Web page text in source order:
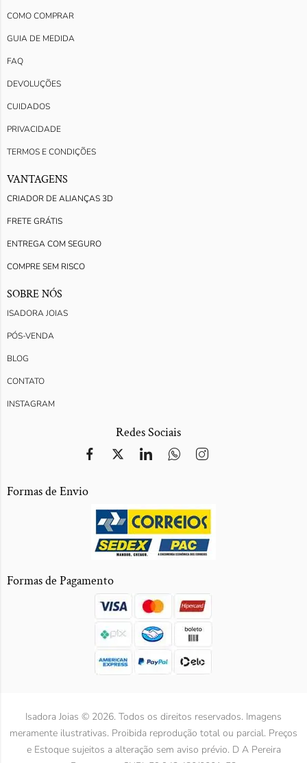
COMO COMPRAR
GUIA DE MEDIDA
FAQ
DEVOLUÇÕES
CUIDADOS
PRIVACIDADE
TERMOS E CONDIÇÕES
VANTAGENS
CRIADOR DE ALIANÇAS 3D
FRETE GRÁTIS
ENTREGA COM SEGURO
COMPRE SEM RISCO
SOBRE NÓS
ISADORA JOIAS
PÓS-VENDA
BLOG
CONTATO
INSTAGRAM
Redes Sociais
Formas de Envio
Formas de Pagamento
Isadora Joias © 2026. Todos os direitos reservados. Imagens
meramente ilustrativas. Proibida reprodução total ou parcial. Preços
e Estoque sujeitos a alteração sem aviso prévio. D A Pereira